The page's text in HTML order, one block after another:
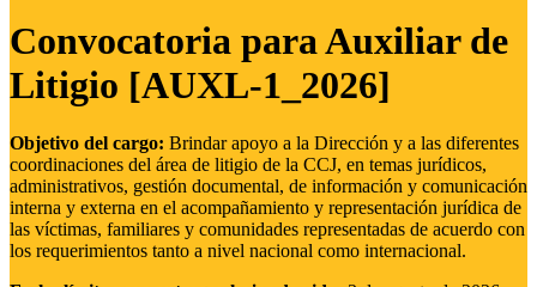
Convocatoria para Auxiliar de
Litigio [AUXL-1_2026]
Objetivo del cargo: Brindar apoyo a la Dirección y a las diferentes
coordinaciones del área de litigio de la CCJ, en temas jurídicos,
administrativos, gestión documental, de información y comunicación
interna y externa en el acompañamiento y representación jurídica de
las víctimas, familiares y comunidades representadas de acuerdo con
los requerimientos tanto a nivel nacional como internacional.